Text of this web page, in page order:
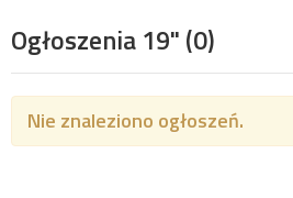
Ogłoszenia 19"(0)
Nie znaleziono ogłoszeń.